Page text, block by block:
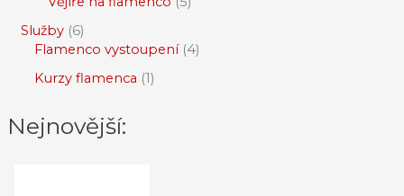
Služby 6
Flamenco vystoupení 4
Kurzy flamenca 1
Nejnovější: